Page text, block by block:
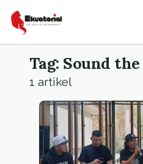
Tag: Sound
1 artikel